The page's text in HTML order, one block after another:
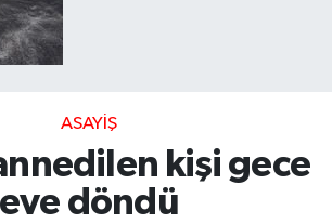
ASAYIŞ
kişi gece
eve döndü